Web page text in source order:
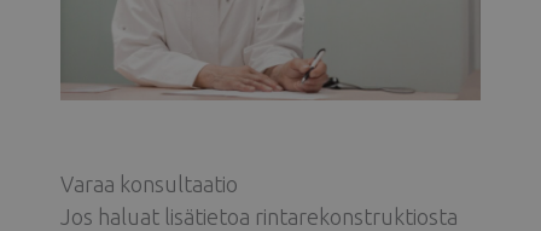
Varaa konsultaatio
Jos haluat lisätietoa rintarekonstruktiosta